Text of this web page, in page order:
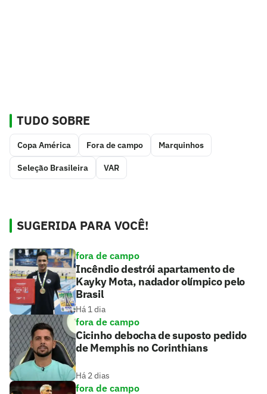
TUDO SOBRE
Copa América Fora de campo Marquinhos
Seleção Brasileira VAR
SUGERIDA PARA VOCÊ!
fora de campo
Incêndio destrói apartamento de
Kayky Mota, nadador olímpico pelo
Brasil
Há 1 dia
fora de campo
Cicinho debocha de suposto pedido
de Memphis no Corinthians
Há 2 dias
fora de campo